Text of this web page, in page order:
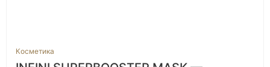
Косметика